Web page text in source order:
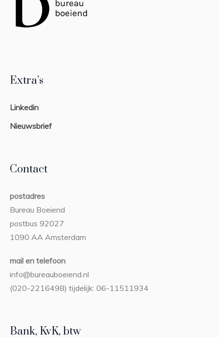
Extra’s
Linkedin
Nieuwsbrief
Contact
postadres
Bureau Boeiend
postbus 92027
1090 AA Amsterdam
mail en telefoon
info@bureauboeiend.nl
(020-2216498) tijdelijk: 06-11511934
Bank, KvK, btw